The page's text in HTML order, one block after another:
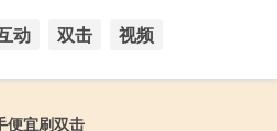
动 双击 视频
便宜刷双击